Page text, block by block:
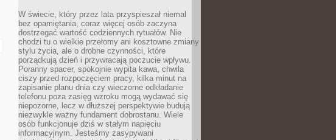
W świecie, który przez lata przyspieszał niemal
bez opamiętania, coraz więcej osób zaczyna
dostrzegać wartość codziennych rytuałów. Nie
chodzi tu o wielkie przełomy ani kosztowne zmiany
stylu życia, ale o drobne czynności, które
porządkują dzień i przywracają poczucie wpływu.
Poranny spacer, spokojnie wypita kawa, chwila
ciszy przed rozpoczęciem pracy, kilka minut na
zapisanie planu dnia czy wieczorne odkładanie
telefonu poza zasięg wzroku mogą wydawać się
niepozorne, lecz w dłuższej perspektywie budują
niezwykle ważny fundament dobrostanu. Wiele
osób funkcjonuje dziś w stałym napięciu
informacyjnym. Jesteśmy zasypywani